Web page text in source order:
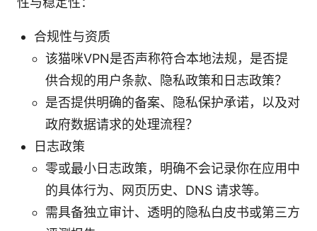
合规性与资质
该猫咪VPN是否声称符合本地法规，是否提
供合规的用户条款、隐私政策和日志政策？
是否提供明确的备案、隐私保护承诺，以及对
政府数据请求的处理流程？
日志政策
零或最小日志政策，明确不会记录你在应用中
的具体行为、网页历史、DNS 请求等。
需具备独立审计、透明的隐私白皮书或第三方